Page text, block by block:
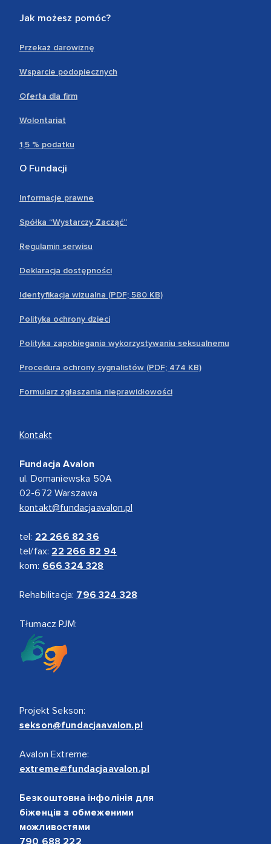
Jak możesz pomóc?
Przekaż darowiznę
Wsparcie podopiecznych
Oferta dla firm
Wolontariat
1,5 % podatku
O Fundacji
Informacje prawne
Spółka “Wystarczy Zacząć”
Regulamin serwisu
Deklaracja dostępności
Identyfikacja wizualna (PDF; 580 KB)
Polityka ochrony dzieci
Polityka zapobiegania wykorzystywaniu seksualnemu
Procedura ochrony sygnalistów (PDF; 474 KB)
Formularz zgłaszania nieprawidłowości
Kontakt
Fundacja Avalon
ul. Domaniewska 50A
02-672 Warszawa
kontakt@fundacjaavalon.pl
tel: 22 266 82 36
tel/fax: 22 266 82 94
kom: 666 324 328
Rehabilitacja: 796 324 328
Tłumacz PJM:
Projekt Sekson:
sekson@fundacjaavalon.pl
Avalon Extreme:
extreme@fundacjaavalon.pl
Безкоштовна інфолінія для
біженців з обмеженими
можливостями
790 688 222